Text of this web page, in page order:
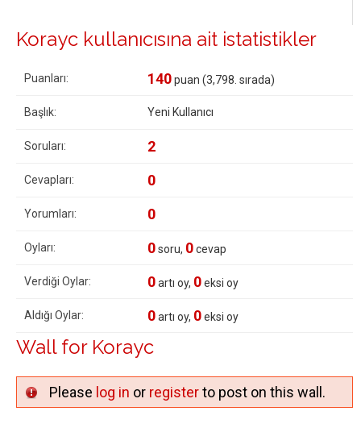
Korayc kullanıcısına ait istatistikler
Puanları: 140puan (3,798 . sırada)
Başlık: Yeni Kullanıcı
Soruları: 2
Cevapları: 0
Yorumları: 0
Oyları: 0soru, 0cevap
Verdiği Oylar: 0artı oy, 0eksi oy
Aldığı Oylar: 0artı oy, 0eksi oy
Wall for Korayc
Please log in or registerto post on this wall.